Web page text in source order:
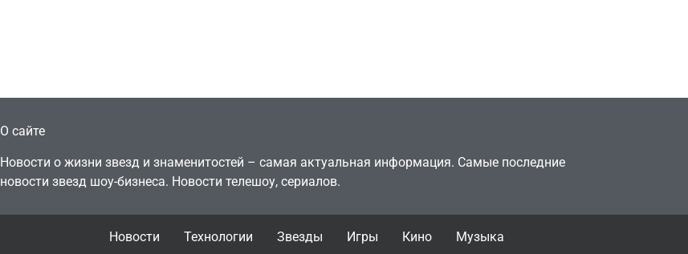
О сайте
Новости о жизни звезд и знаменитостей – самая актуальная информация. Самые последние
новости звезд шоу-бизнеса. Новости телешоу, сериалов.
Новости Технологии Звезды Игры Кино Музыка